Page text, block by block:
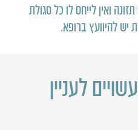
ואין לייחס לו כל סגולת
יש להיוועץ ברופא.
לעניין